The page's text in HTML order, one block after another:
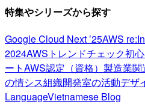
特集やシリーズから探す
Google Cloud Next ’25AWS
2024AWSトレンドチェック初
ートAWS認定（資格） 製造業関
の情シス組織開発室の活動デザ
LanguageVietnamese Blog